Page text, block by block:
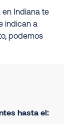
en Indiana te
indican a
podemos
hasta el: